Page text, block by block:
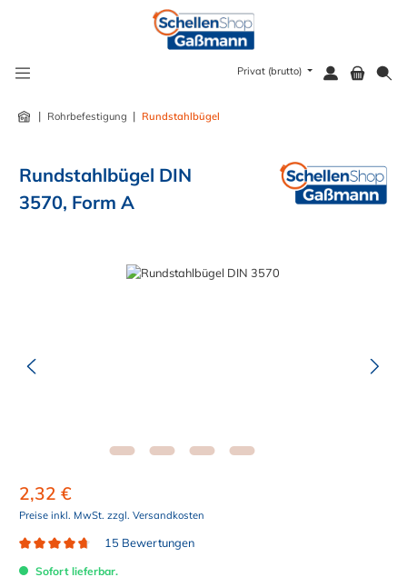
Privat (brutto)
| Rohrbefestigung | Rundstahlbügel
Rundstahlbügel DIN
3570, Form A
Bildergalerie überspringen
2,32 €
Preise inkl. MwSt. zzgl. Versandkosten
15 Bewertungen
Sofort lieferbar.